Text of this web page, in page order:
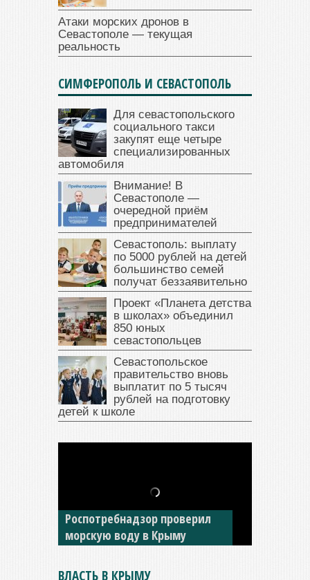
Атаки морских дронов в
Севастополе — текущая
реальность
СИМФЕРОПОЛЬ И СЕВАСТОПОЛЬ
Для севастопольского
социального такси
закупят еще четыре
специализированных
автомобиля
Внимание! В
Севастополе —
очередной приём
предпринимателей
Севастополь: выплату
по 5000 рублей на детей
большинство семей
получат беззаявительно
Проект «Планета детства
в школах» объединил
850 юных
севастопольцев
Севастопольское
правительство вновь
выплатит по 5 тысяч
рублей на подготовку
детей к школе
Роспотребнадзор проверил
морскую воду в Крыму
В Крыму у жителя Саки
изъяли автомобиль —
накопил долги по штрафам
ГИБДД
ВЛАСТЬ В КРЫМУ